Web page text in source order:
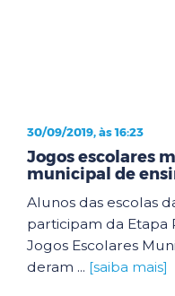
30/09/2019, às 16:23
Jogos escolares
municipal de
Alunos das escolas
participam da Etapa
Jogos Escolares
deram ... [saiba mais]